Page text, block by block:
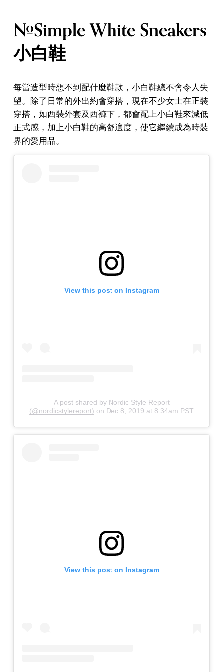
#Simple White Sneakers
小白鞋
每當造型時想不到配什麼鞋款，小白鞋總不會令人失
望。除了日常的外出約會穿搭，現在不少女士在正裝
穿搭，如西裝外套及西褲下，都會配上小白鞋來減低
正式感，加上小白鞋的高舒適度，使它繼續成為時裝
界的愛用品。
View this post on Instagram
A post shared by Nordic Style Report
(@nordicstylereport) on Dec 8, 2019 at 8:34am PST
View this post on Instagram